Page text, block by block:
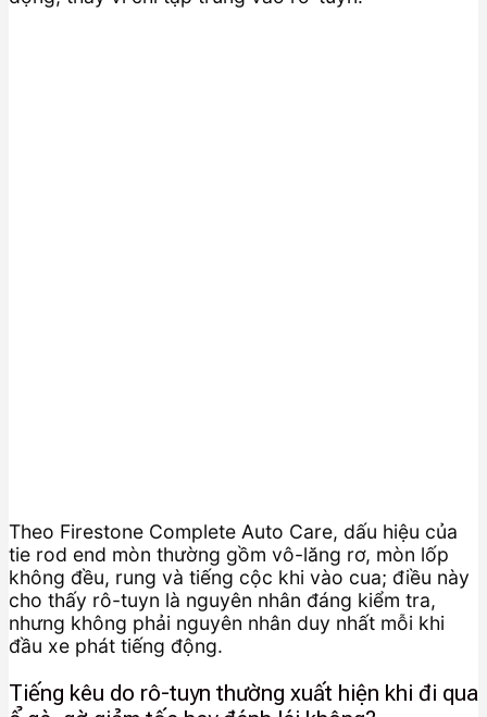
Theo Firestone Complete Auto Care, dấu hiệu của
tie rod end mòn thường gồm vô-lăng rơ, mòn lốp
không đều, rung và tiếng cộc khi vào cua; điều này
cho thấy rô-tuyn là nguyên nhân đáng kiểm tra,
nhưng không phải nguyên nhân duy nhất mỗi khi
đầu xe phát tiếng động.
Tiếng kêu do rô-tuyn thường xuất hiện khi đi qua